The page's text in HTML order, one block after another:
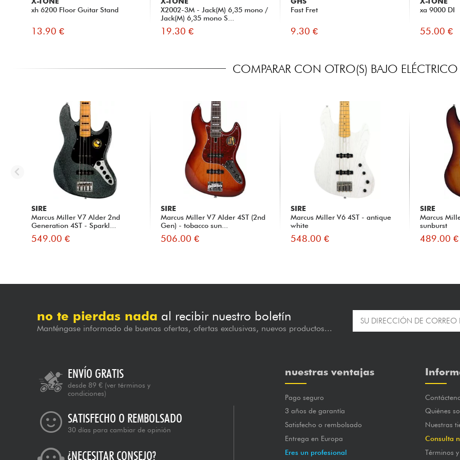
xh 6200 Floor Guitar Stand
13.90 €
X2002-3M - Jack(M) 6,35 mono /
Jack(M) 6,35 mono S...
19.30 €
Fast Fret
9.30 €
xa 9000 DI
55.00 €
COMPARAR CON OTRO(S) BAJO ELÉCTRICO
SIRE
Marcus Miller V7 Alder 2nd
Generation 4ST - Sparkl...
549.00 €
SIRE
Marcus Miller V7 Alder 4ST (2nd
Gen) - tobacco sun...
506.00 €
SIRE
Marcus Miller V6 4ST - antique
white
548.00 €
SIRE
Marcus
sunburst
489.00 €
no te pierdas nada al recibir nuestro boletín
Manténgase informado de buenas ofertas, ofertas exclusivas, nuevos productos...
ENVÍO GRATIS
desde 89 € (ver términos y
condiciones)
SATISFECHO O REMBOLSADO
30 días para cambiar de opinión
¿NECESITAR CONSEJO?
nuestras ventajas
Pago seguro
3 años de garantía
Satisfecho o rembolsado
Entrega en Europa
Eres un profesional
Quiénes
Nuestras
Consulta
Términos